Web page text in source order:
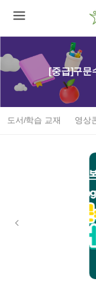
[중급]구문
도서/학습 교재 영상